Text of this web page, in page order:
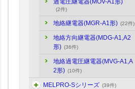
過電圧継電器(MOV-A1形)
(2件)
地絡継電器(MGR-A1形) (22件)
地絡方向継電器(MDG-A1,A2
形) (36件)
地絡過電圧継電器(MVG-A1,A
2形) (10件)
MELPRO-Sシリーズ (39件)